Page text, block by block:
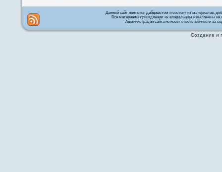
Данный сайт является дайджестом и состоит из материалов,
Все материалы принадлежат их владельцам и выложены на
Администрация сайта не несет ответственности за
Создание и